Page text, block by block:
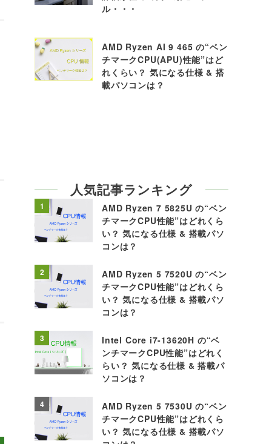
ル・・・
AMD Ryzen AI 9 465 の“ベン
チマークCPU(APU)性能”はど
れくらい？ 気になる仕様 & 搭
載パソコンは？
人気記事ランキング
1
AMD Ryzen 7 5825U の“ベン
チマークCPU性能”はどれくら
い？ 気になる仕様 & 搭載パソ
コンは？
2
AMD Ryzen 5 7520U の“ベン
チマークCPU性能”はどれくら
い？ 気になる仕様 & 搭載パソ
コンは？
3
Intel Core i7-13620H の“ベ
ンチマークCPU性能”はどれく
らい？ 気になる仕様 & 搭載パ
ソコンは？
4
AMD Ryzen 5 7530U の“ベン
チマークCPU性能”はどれくら
い？ 気になる仕様 & 搭載パソ